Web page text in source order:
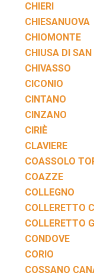
CHIERI
CHIESANUOVA
CHIOMONTE
CHIUSA DI
CHIVASSO
CICONIO
CINTANO
CINZANO
CIRIÈ
CLAVIERE
COASSOLO
COAZZE
COLLEGNO
COLLERETTO
COLLERETTO
CONDOVE
CORIO
COSSANO